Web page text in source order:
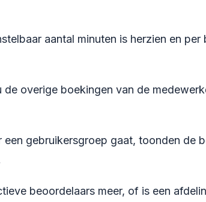
aantal minuten is herzien en
overige boekingen van de
een gebruikersgroep gaat, toonden
beoordelaars meer, of is een